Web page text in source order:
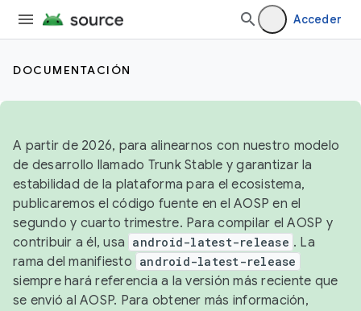
Acceder
DOCUMENTACIÓN
A partir de 2026, para alinearnos con nuestro modelo
de desarrollo llamado Trunk Stable y garantizar la
estabilidad de la plataforma para el ecosistema,
publicaremos el código fuente en el AOSP en el
segundo y cuarto trimestre. Para compilar el AOSP y
contribuir a él, usa android-latest-release . La
rama del manifiesto android-latest-release
siempre hará referencia a la versión más reciente que
se envió al AOSP. Para obtener más información,